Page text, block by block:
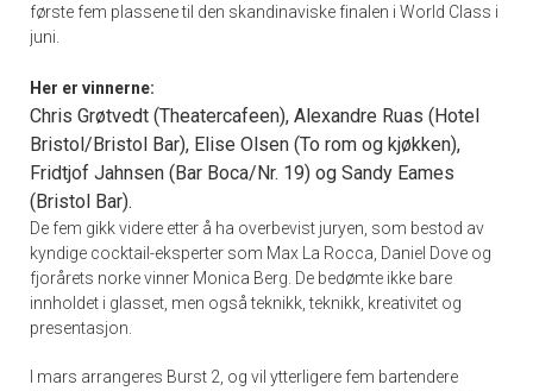
første fem plassene til den skandinaviske finalen i World Class i
juni.
Her er vinnerne:
Chris Grøtvedt (Theatercafeen), Alexandre Ruas (Hotel
Bristol/Bristol Bar), Elise Olsen (To rom og kjøkken),
Fridtjof Jahnsen (Bar Boca/Nr. 19) og Sandy Eames
(Bristol Bar).
De fem gikk videre etter å ha overbevist juryen, som bestod av
kyndige cocktail-eksperter som Max La Rocca, Daniel Dove og
fjorårets norke vinner Monica Berg. De bedømte ikke bare
innholdet i glasset, men også teknikk, teknikk, kreativitet og
presentasjon.
I mars arrangeres Burst 2, og vil ytterligere fem bartendere